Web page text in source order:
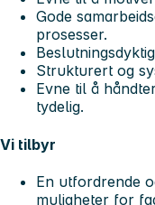
Gode
prosesser.
Strukturert og
Evne til å
tydelig.
Vi tilbyr
En utfordrende
muligheter for